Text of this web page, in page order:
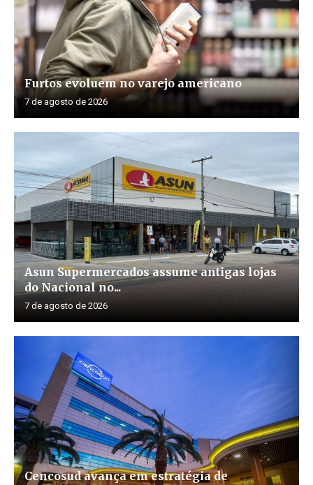
Furtos evoluem no varejo americano
7 de agosto de 2026
Asun Supermercados assume antigas lojas
do Nacional no...
7 de agosto de 2026
Cencosud avança em estratégia de